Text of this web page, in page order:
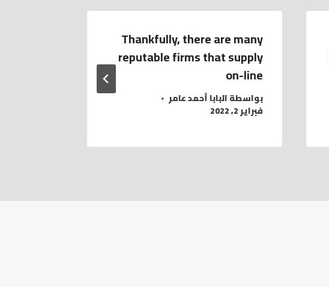
Thankfully, there are many
reputable firms that supply
on-line
بواسطةالبابا أحمد عامر
فبراير 2, 2022